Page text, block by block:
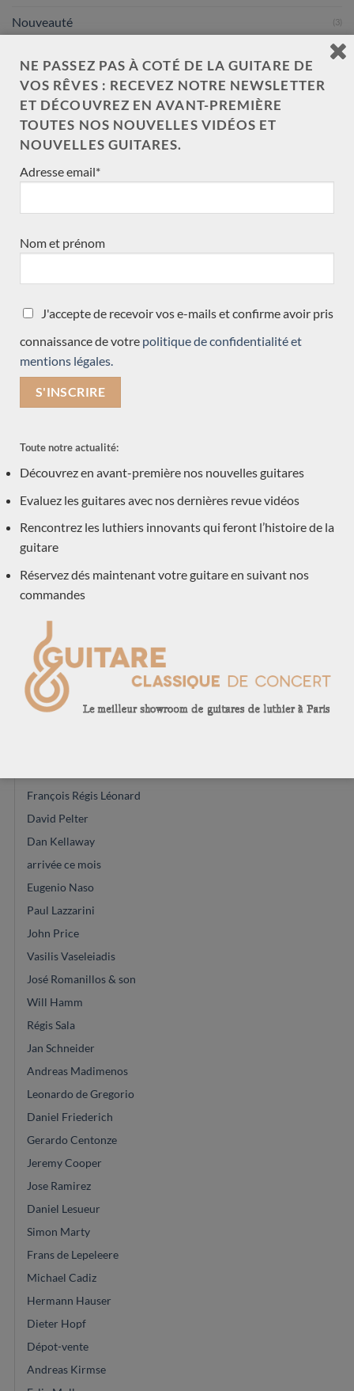
Nouveauté (3)
(15)
Précédemment vendue (570)
Acoustique
Occasions
Luthiers
Jean-Marie Fouilleul
Cleyton Fernandes
Dimitris Piperidis
Dragan Neshic
Manuel Contreras
Roberto de Miranda
Reza Safavian
Jean-Noel Lebreton
Ryosuke Kobayashi
Domenic Roscioli
Richard E Bruné
Jim Redgate
Charalambos Koumridis
Leona case
François Régis Léonard
David Pelter
Dan Kellaway
arrivée ce mois
Eugenio Naso
Paul Lazzarini
John Price
Vasilis Vaseleiadis
José Romanillos & son
Will Hamm
Régis Sala
Jan Schneider
Andreas Madimenos
Leonardo de Gregorio
Daniel Friederich
Gerardo Centonze
Jeremy Cooper
Jose Ramirez
Daniel Lesueur
Simon Marty
Frans de Lepeleere
Michael Cadiz
Hermann Hauser
Dieter Hopf
Dépot-vente
Andreas Kirmse
NE PASSEZ PAS À COTÉ DE LA GUITARE DE
VOS RÊVES : RECEVEZ NOTRE NEWSLETTER
ET DÉCOUVREZ EN AVANT-PREMIÈRE
TOUTES NOS NOUVELLES VIDÉOS ET
NOUVELLES GUITARES.
Adresse email*
Nom et prénom
J'accepte de recevoir vos e-mails et confirme avoir pris
connaissance de votre politique de confidentialité et
mentions légales.
Toute notre actualité:
Découvrez en avant-première nos nouvelles guitares
Evaluez les guitares avec nos dernières revue vidéos
Rencontrez les luthiers innovants qui feront l’histoire de la
guitare
Réservez dés maintenant votre guitare en suivant nos
commandes